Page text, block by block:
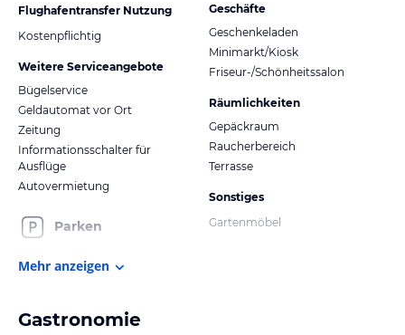
Flughafentransfer Nutzung
Kostenpflichtig
Weitere Serviceangebote
Bügelservice
Geldautomat vor Ort
Zeitung
Informationsschalter für
Ausflüge
Autovermietung
Parken
Geschäfte
Geschenkeladen
Minimarkt/Kiosk
Friseur-/Schönheitssalon
Räumlichkeiten
Gepäckraum
Raucherbereich
Terrasse
Sonstiges
Gartenmöbel
Mehr anzeigen
Gastronomie